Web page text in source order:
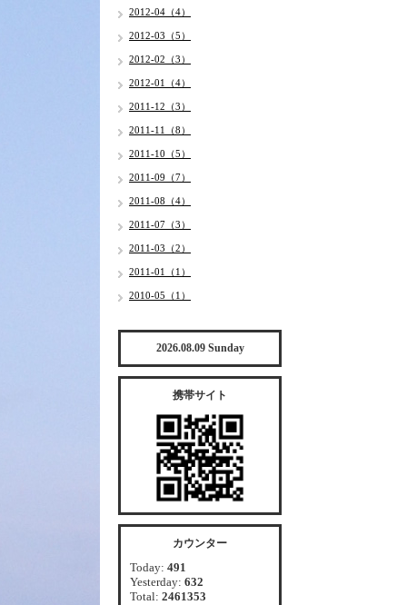
2012-04（4）
2012-03（5）
2012-02（3）
2012-01（4）
2011-12（3）
2011-11（8）
2011-10（5）
2011-09（7）
2011-08（4）
2011-07（3）
2011-03（2）
2011-01（1）
2010-05（1）
2026.08.09 Sunday
携帯サイト
カウンター
Today: 491
Yesterday: 632
Total: 2461353